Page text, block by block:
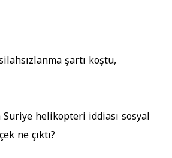
şartı koştu,
helikopteri iddiası sosyal
ne çıktı?